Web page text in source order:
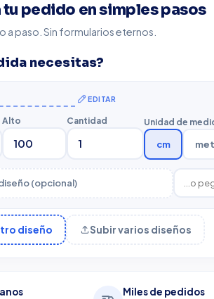
pedido en simples pasos
a paso. Sin formularios eternos.
necesitas?
EDITAR
Alto Cantidad Unidad de
cm
(opcional)
diseño Subir varios diseños
Miles de pedidos